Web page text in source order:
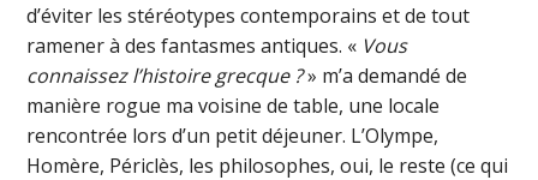
d’éviter les stéréotypes contemporains et de tout
ramener à des fantasmes antiques. « Vous
connaissez l’histoire grecque ?» m’a demandé de
manière rogue ma voisine de table, une locale
rencontrée lors d’un petit déjeuner. L’Olympe,
Homère, Périclès, les philosophes, oui, le reste (ce qui